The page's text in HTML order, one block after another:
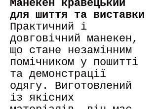
Манекен кравецький
для шиття та виставки
Практичний і
довговічний манекен,
що стане незамінним
помічником у пошитті
та демонстрації
одягу. Виготовлений
із якісних